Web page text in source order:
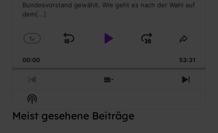
Bundesvorstand gewählt. Wie geht es nach der Wahl auf
dem[...]
Change
Rate
1 x
Skip
Play
Jump
Forward
Share
00:00 53:31
Episode
Show
Next
Show
Information
Meist gesehene Beiträge